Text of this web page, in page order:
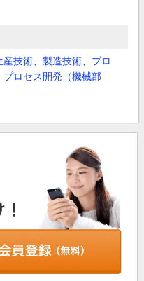
産技術、製造技術、プロ
ロセス開発（機械部